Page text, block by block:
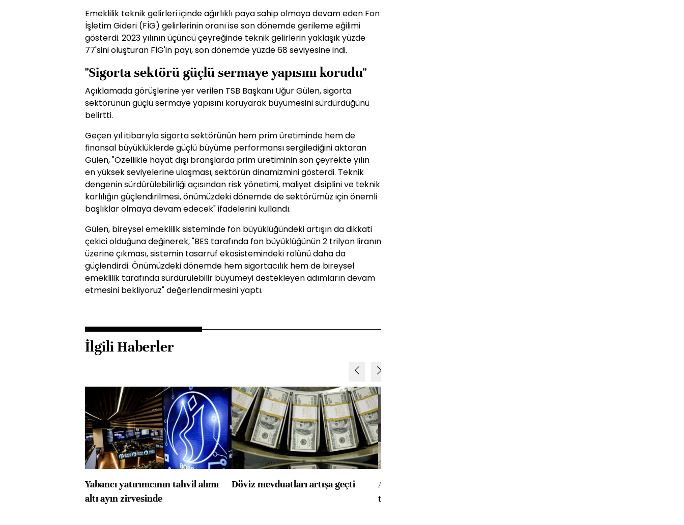
Emeklilik teknik gelirleri içinde ağırlıklı paya sahip olmaya devam eden Fon
İşletim Gideri (FİG) gelirlerinin oranı ise son dönemde gerileme eğilimi
gösterdi. 2023 yılının üçüncü çeyreğinde teknik gelirlerin yaklaşık yüzde
77'sini oluşturan FİG'in payı, son dönemde yüzde 68 seviyesine indi.
"Sigorta sektörü güçlü sermaye yapısını korudu"
Açıklamada görüşlerine yer verilen TSB Başkanı Uğur Gülen, sigorta
sektörünün güçlü sermaye yapısını koruyarak büyümesini sürdürdüğünü
belirtti.
Geçen yıl itibarıyla sigorta sektörünün hem prim üretiminde hem de
finansal büyüklüklerde güçlü büyüme performansı sergilediğini aktaran
Gülen, "Özellikle hayat dışı branşlarda prim üretiminin son çeyrekte yılın
en yüksek seviyelerine ulaşması, sektörün dinamizmini gösterdi. Teknik
dengenin sürdürülebilirliği açısından risk yönetimi, maliyet disiplini ve teknik
karlılığın güçlendirilmesi, önümüzdeki dönemde de sektörümüz için önemli
başlıklar olmaya devam edecek" ifadelerini kullandı.
Gülen, bireysel emeklilik sisteminde fon büyüklüğündeki artışın da dikkati
çekici olduğuna değinerek, "BES tarafında fon büyüklüğünün 2 trilyon liranın
üzerine çıkması, sistemin tasarruf ekosistemindeki rolünü daha da
güçlendirdi. Önümüzdeki dönemde hem sigortacılık hem de bireysel
emeklilik tarafında sürdürülebilir büyümeyi destekleyen adımların devam
etmesini bekliyoruz" değerlendirmesini yaptı.
İlgili Haberler
Yabancı yatırımcının tahvil alımı
altı ayın zirvesinde
Döviz mevduatları artışa geçti
ABD'de konut başlangıçları
toparlandı